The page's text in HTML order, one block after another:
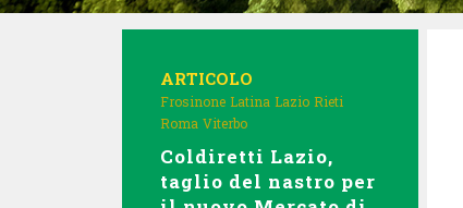
ARTICOLO
Frosinone Latina Lazio Rieti
Roma Viterbo
Coldiretti Lazio,
taglio del nastro per